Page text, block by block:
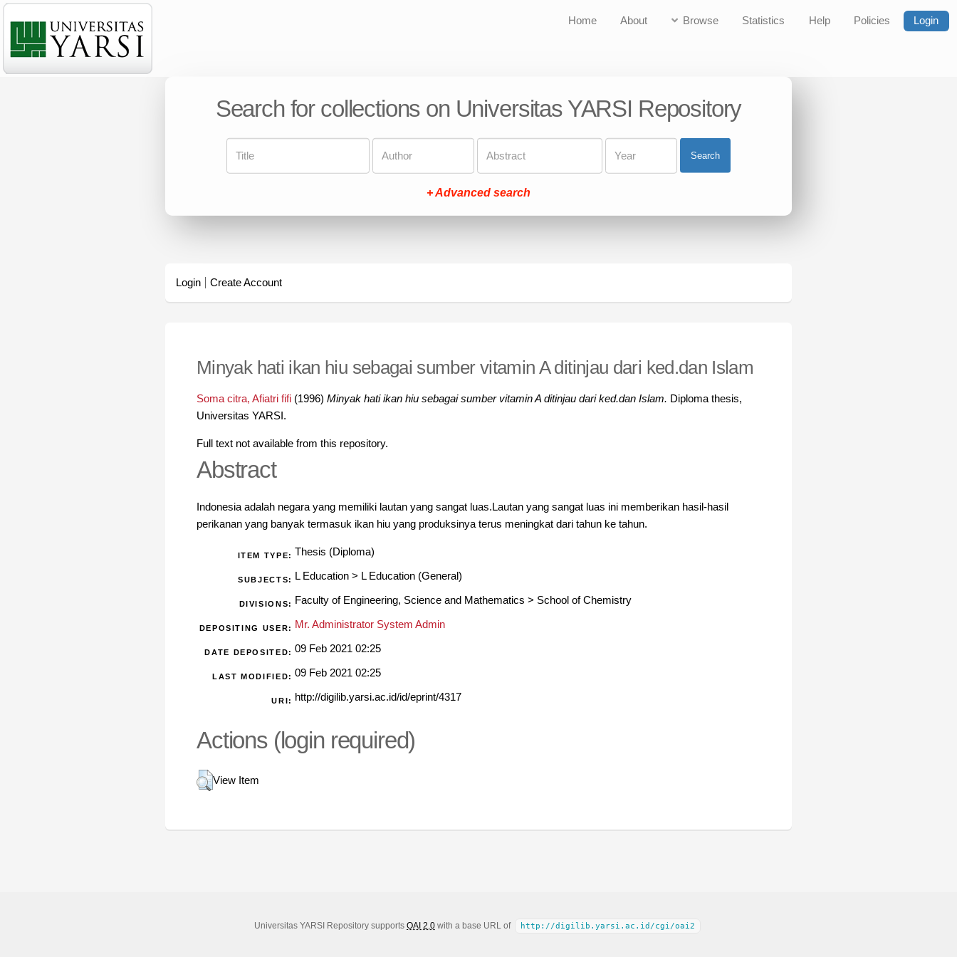
Home About Browse Statistics Help Policies Login
Search for collections on Universitas YARSI Repository
Search
+ Advanced search
Login Create Account
Minyak hati ikan hiu sebagai sumber vitamin A ditinjau dari ked.dan Islam
Soma citra, Afiatri fifi (1996) Minyak hati ikan hiu sebagai sumber vitamin A ditinjau dari ked.dan Islam. Diploma thesis,
Universitas YARSI.
Full text not available from this repository.
Abstract
Indonesia adalah negara yang memiliki lautan yang sangat luas.Lautan yang sangat luas ini memberikan hasil-hasil
perikanan yang banyak termasuk ikan hiu yang produksinya terus meningkat dari tahun ke tahun.
ITEM TYPE: Thesis (Diploma)
SUBJECTS: L Education > L Education (General)
DIVISIONS: Faculty of Engineering, Science and Mathematics > School of Chemistry
DEPOSITING USER: Mr. Administrator System Admin
DATE DEPOSITED: 09 Feb 2021 02:25
LAST MODIFIED: 09 Feb 2021 02:25
URI: http://digilib.yarsi.ac.id/id/eprint/4317
Actions (login required)
View Item
Universitas YARSI Repository supportsOAI 2.0 with a base URL of http://digilib.yarsi.ac.id/cgi/oai2